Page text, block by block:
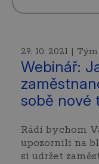
29. 10. 2021 |
Webinář:
sobě nové
Rádi bychom
upozornili na
si udržet